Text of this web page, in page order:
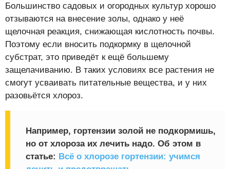
Большинство садовых и огородных культур хорошо
отзываются на внесение золы, однако у неё
щелочная реакция, снижающая кислотность почвы.
Поэтому если вносить подкормку в щелочной
субстрат, это приведёт к ещё большему
защелачиванию. В таких условиях все растения не
смогут усваивать питательные вещества, и у них
разовьётся хлороз.
Например, гортензии золой не подкормишь,
но от хлороза их лечить надо. Об этом в
статье: Всё о хлорозе гортензии: учимся